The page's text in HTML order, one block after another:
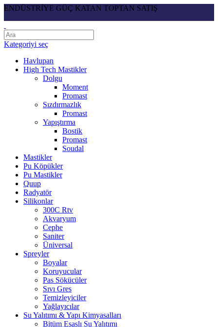
ENDÜSTRİYE GÜÇ KATAN TOPTAN SATIŞ
Kategoriyi seç
Havlupan
High Tech Mastikler
Dolgu
Moment
Promast
Sızdırmazlık
Promast
Yapıştırma
Bostik
Promast
Soudal
Mastikler
Pu Köpükler
Pu Mastikler
Quup
Radyatör
Silikonlar
300C Rtv
Akvaryum
Cephe
Saniter
Üniversal
Spreyler
Boyalar
Koruyucular
Pas Sökücüler
Sıvı Gres
Temizleyiciler
Yağlayıcılar
Su Yalıtımı & Yapı Kimyasalları
Bitüm Esaslı Su Yalıtımı